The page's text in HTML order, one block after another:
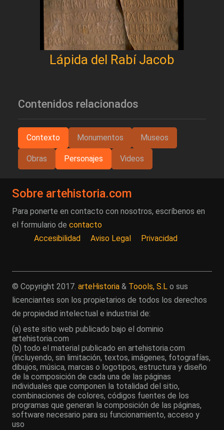
Lápida del Rabí Jacob
Contenidos relacionados
Contexto Monumentos Museos
Obras Personajes Videos
Sobre artehistoria.com
Para ponerte en contacto con nosotros, escríbenos en
el formulario de contacto
Accesibilidad
Aviso Legal Privacidad
© Copyright 2017. arteHistoria & Toools, S.L o sus
licenciantes son los propietarios de todos los derechos
de propiedad intelectual e industrial de:
(a) este sitio web publicado bajo el dominio
artehistoria.com
(b) todo el material publicado en artehistoria.com
(incluyendo, sin limitación, textos, imágenes, fotografías,
dibujos, música, marcas o logotipos, estructura y diseño
de la composición de cada una de las páginas
individuales que componen la totalidad del sitio,
combinaciones de colores, códigos fuentes de los
programas que generan la composición de las páginas,
software necesario para su funcionamiento, acceso y
uso